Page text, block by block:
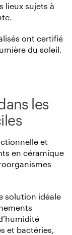
lieux sujets à
.
ont certifié
du soleil.
les
et
en céramique
solution idéale
et bactéries,